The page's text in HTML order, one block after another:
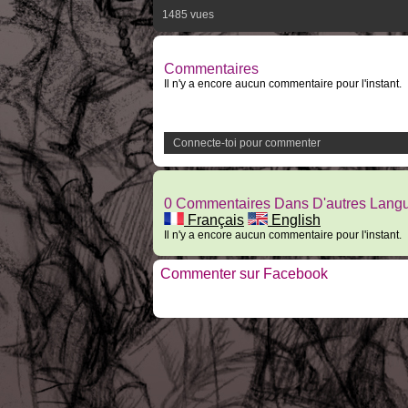
1485 vues
Commentaires
Il n'y a encore aucun commentaire pour l'instant.
Connecte-toi pour commenter
0 Commentaires Dans D'autres
Français
English
Il n'y a encore aucun commentaire pour l'instant.
Commenter sur Facebook